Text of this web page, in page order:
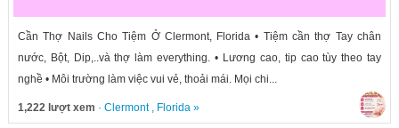
Cần Thợ Nails Cho Tiệm Ở Clermont, Florida • Tiệm cần thợ Tay chân
nước, Bột, Dip,..và thợ làm everything. • Lương cao, tip cao tùy theo tay
nghề • Môi trường làm việc vui vẻ, thoải mái. Mọi chi...
1,222 lượt xem · Clermont , Florida»